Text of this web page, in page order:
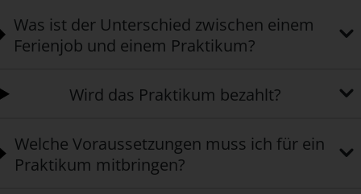
Was ist der Unterschied zwischen einem
Ferienjob und einem Praktikum?
Wird das Praktikum bezahlt?
Welche Voraussetzungen muss ich für ein
Praktikum mitbringen?